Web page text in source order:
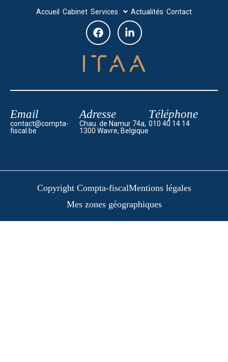
Accueil Cabinet Services Actualités Contact
Email
contact@compta-
fiscal.be
Adresse
Chau. de Namur 74a,
1300 Wavre, Belgique
Téléphone
010 40 14 14
Copyright Compta-fiscalMentions légales
Mes zones géographiques